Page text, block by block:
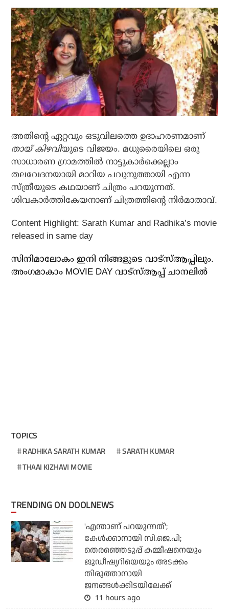
അതിന്റെ ഏറ്റവും ഒടുവിലത്തെ ഉദാഹരണമാണ്
തായ് കിഴവിയുടെ വിജയം. മധുരൈയിലെ ഒരു
സാധാരണ ഗ്രാമത്തില്‍ നാട്ടുകാര്‍ക്കെല്ലാം
തലവേദനയായി മാറിയ പവുനുത്തായി എന്ന
സ്ത്രീയുടെ കഥയാണ് ചിത്രം പറയുന്നത്.
ശിവകാര്‍ത്തികേയനാണ് ചിത്രത്തിന്റെ നിര്‍മാതാവ്.
Content Highlight: Sarath Kumar and Radhika’s movie
released in same day
സിനിമാലോകം ഇനി നിങ്ങളുടെ വാട്സ്ആപ്പിലും.
അം​ഗമാകാം MOVIE DAY വാട്സ്ആപ്പ് ചാനലിൽ
TOPICS
RADHIKA SARATH KUMAR
SARATH KUMAR
THAAI KIZHAVI MOVIE
TRENDING ON DOOLNEWS
'എന്താണ് പറയുന്നത്';
കേള്‍ക്കാനായി സി.ജെ.പി;
തെരഞ്ഞെടുപ്പ് കമ്മീഷനെയും
ജുഡീഷ്യറിയെയും അടക്കം
തിരുത്താനായി
ജനങ്ങള്‍ക്കിടയിലേക്ക്
11 hours ago